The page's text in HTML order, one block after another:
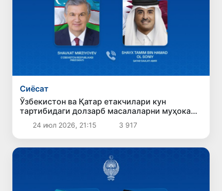
Сиёсат
Ўзбекистон ва Қатар етакчилари кун
тартибидаги долзарб масалаларни муҳокама
қилдилар
24 июл 2026, 21:15 3 917